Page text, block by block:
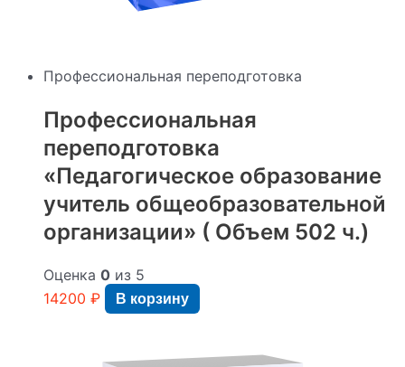
Профессиональная переподготовка
Профессиональная
переподготовка
«Педагогическое образование
учитель общеобразовательной
организации» ( Объем 502 ч.)
Оценка 0 из 5
14200 ₽ В корзину